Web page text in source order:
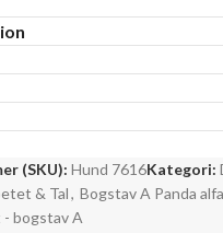
(SKU): Hund 7616Kategori:
& Tal, Bogstav A Panda
- bogstav A